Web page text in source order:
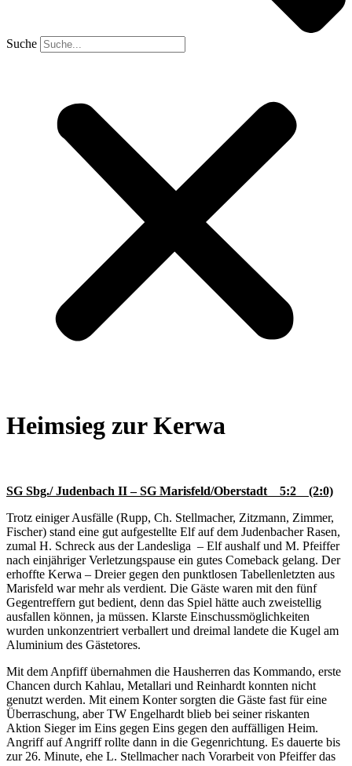
Suche
Heimsieg zur Kerwa
SG Sbg./ Judenbach II – SG Marisfeld/Oberstadt 5:2 (2:0)
Trotz einiger Ausfälle (Rupp, Ch. Stellmacher, Zitzmann, Zimmer,
Fischer) stand eine gut aufgestellte Elf auf dem Judenbacher Rasen,
zumal H. Schreck aus der Landesliga – Elf aushalf und M. Pfeiffer
nach einjähriger Verletzungspause ein gutes Comeback gelang. Der
erhoffte Kerwa – Dreier gegen den punktlosen Tabellenletzten aus
Marisfeld war mehr als verdient. Die Gäste waren mit den fünf
Gegentreffern gut bedient, denn das Spiel hätte auch zweistellig
ausfallen können, ja müssen. Klarste Einschussmöglichkeiten
wurden unkonzentriert verballert und dreimal landete die Kugel am
Aluminium des Gästetores.
Mit dem Anpfiff übernahmen die Hausherren das Kommando, erste
Chancen durch Kahlau, Metallari und Reinhardt konnten nicht
genutzt werden. Mit einem Konter sorgten die Gäste fast für eine
Überraschung, aber TW Engelhardt blieb bei seiner riskanten
Aktion Sieger im Eins gegen Eins gegen den auffälligen Heim.
Angriff auf Angriff rollte dann in die Gegenrichtung. Es dauerte bis
zur 26. Minute, ehe L. Stellmacher nach Vorarbeit von Pfeiffer das